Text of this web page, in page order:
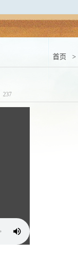
首页 >
237